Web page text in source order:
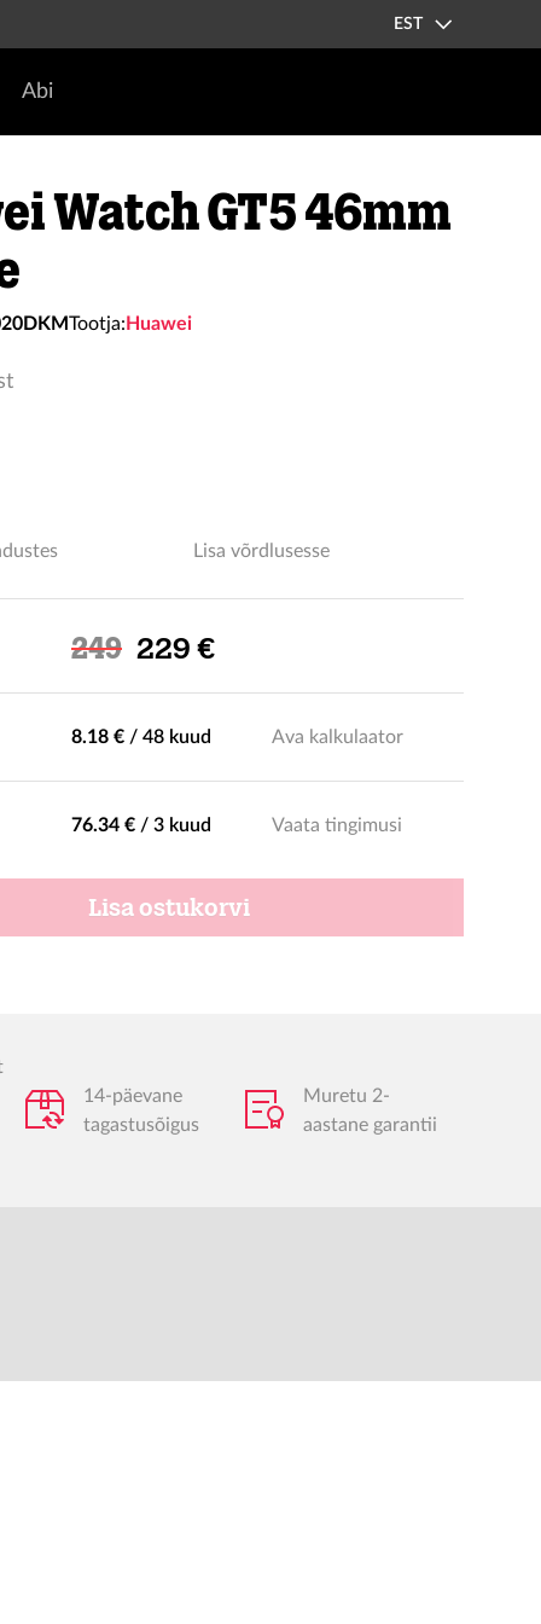
EST
Abi
Watch GT5 46mm
Tootja: Huawei
Lisa võrdlusesse
249 Soodushind
229 €
8.18 € / 48 kuud Ava kalkulaator
76.34 € / 3 kuud Vaata tingimusi
Lisa ostukorvi
14-päevane
tagastusõigus
Muretu 2-
aastane garantii